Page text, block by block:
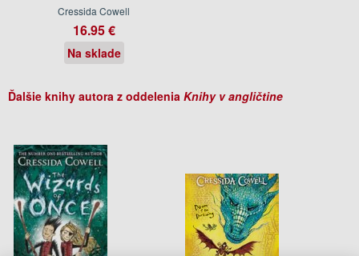
Cressida Cowell
16.95 €
Na sklade
Ďalšie knihy autora z oddelenia Knihy v angličtine